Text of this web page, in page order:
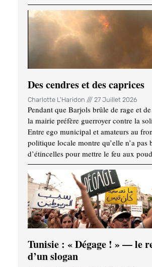
Des cendres et des caprices
Charlotte L'Haridon 27 Juillet 2026
Pendant que Barjols brûle de rage et
la mairie préfère guerroyer contre la
Entre ego municipal et amateurs au
politique locale montre qu’elle n’a pas
d’étincelles pour mettre le feu aux
Tunisie : « Dégage ! » — le
d’un slogan